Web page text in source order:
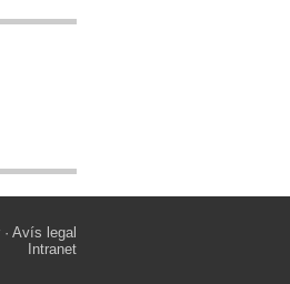
Avís legal
Intranet